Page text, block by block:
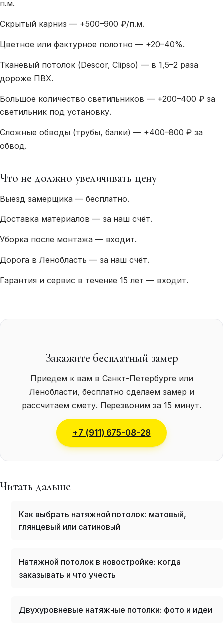
п.м.
Скрытый карниз — +500–900 ₽/п.м.
Цветное или фактурное полотно — +20–40%.
Тканевый потолок (Descor, Clipso) — в 1,5–2 раза
дороже ПВХ.
Большое количество светильников — +200–400 ₽ за
светильник под установку.
Сложные обводы (трубы, балки) — +400–800 ₽ за
обвод.
Что не должно увеличивать цену
Выезд замерщика — бесплатно.
Доставка материалов — за наш счёт.
Уборка после монтажа — входит.
Дорога в Ленобласть — за наш счёт.
Гарантия и сервис в течение 15 лет — входит.
Закажите бесплатный замер
Приедем к вам в Санкт-Петербурге или
Ленобласти, бесплатно сделаем замер и
рассчитаем смету. Перезвоним за 15 минут.
+7 (911) 675-08-28
Читать дальше
Как выбрать натяжной потолок: матовый,
глянцевый или сатиновый
Натяжной потолок в новостройке: когда
заказывать и что учесть
Двухуровневые натяжные потолки: фото и идеи